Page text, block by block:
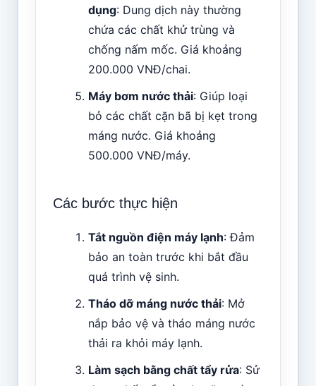
dụng: Dung dịch này thường
chứa các chất khử trùng và
chống nấm mốc. Giá khoảng
200.000 VNĐ/chai.
Máy bơm nước thải: Giúp loại
bỏ các chất cặn bã bị kẹt trong
máng nước. Giá khoảng
500.000 VNĐ/máy.
Các bước thực hiện
Tắt nguồn điện máy lạnh: Đảm
bảo an toàn trước khi bắt đầu
quá trình vệ sinh.
Tháo dỡ máng nước thải: Mở
nắp bảo vệ và tháo máng nước
thải ra khỏi máy lạnh.
Làm sạch bằng chất tẩy rửa: Sử